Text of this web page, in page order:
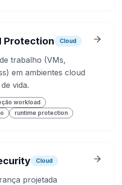
Protection Cloud
trabalho (VMs,
em ambientes cloud
vida.
workload
runtime protection
Cloud
projetada